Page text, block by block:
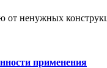
от ненужных
применения